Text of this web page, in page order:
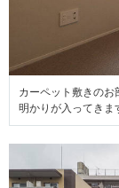
カーペット敷きの
明かりが入ってきま